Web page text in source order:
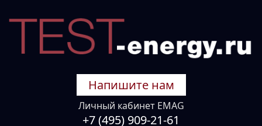
Напишите нам
Личный кабинет EMAG
+7 (495) 909-21-61